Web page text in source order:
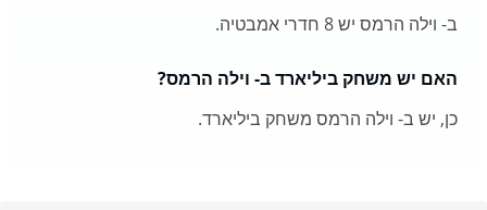
ב- וילה הרמס יש 8 חדרי אמבטיה.
האם יש משחק ביליארד ב- וילה הרמס?
כן, יש ב- וילה הרמס משחק ביליארד.